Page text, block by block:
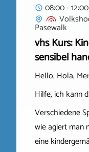
08:00 -
Pasewalk
vhs Kurs:
sensibel
Hello, Hola,
Hilfe, ich kann
Verschiedene
wie agiert man
eine